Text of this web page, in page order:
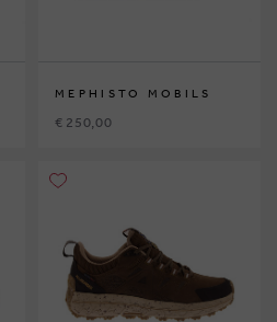
MEPHISTO MOBILS
€ 250,00